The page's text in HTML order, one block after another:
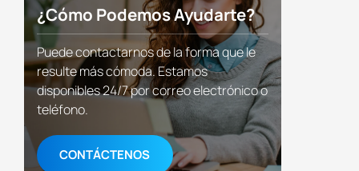
¿Cómo Podemos Ayudarte?
Puede contactarnos de la forma que le
resulte más cómoda. Estamos
disponibles 24/7 por correo electrónico o
teléfono.
CONTÁCTENOS